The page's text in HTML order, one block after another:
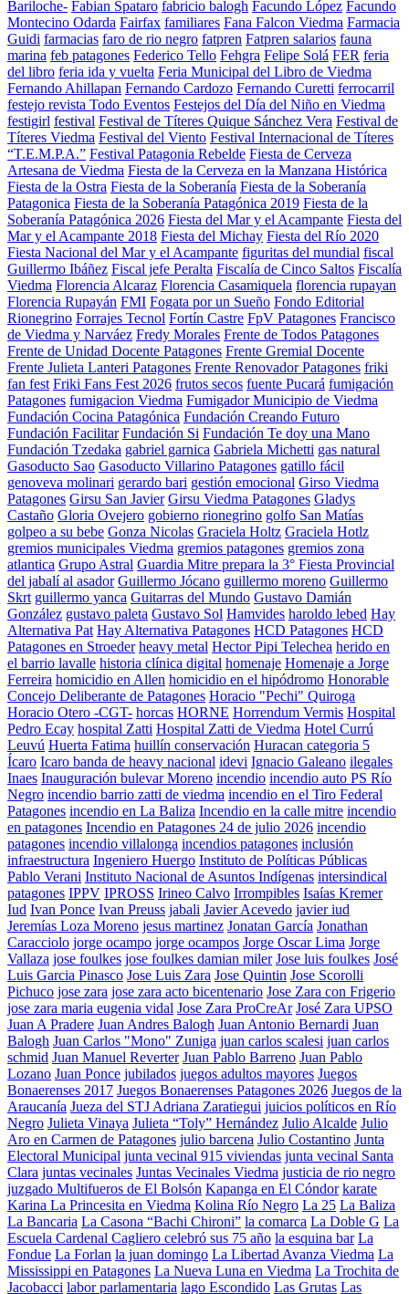
Bariloche- Fabian Spataro fabricio balogh Facundo López Facundo
Montecino Odarda Fairfax familiares Fana Falcon Viedma Farmacia
Guidi farmacias faro de rio negro fatpren Fatpren salarios fauna
marina feb patagones Federico Tello Fehgra Felipe Solá FER feria
del libro feria ida y vuelta Feria Municipal del Libro de Viedma
Fernando Ahillapan Fernando Cardozo Fernando Curetti ferrocarril
festejo revista Todo Eventos Festejos del Día del Niño en Viedma
festigirl festival Festival de Títeres Quique Sánchez Vera Festival de
Títeres Viedma Festival del Viento Festival Internacional de Títeres
“T.E.M.P.A.” Festival Patagonia Rebelde Fiesta de Cerveza
Artesana de Viedma Fiesta de la Cerveza en la Manzana Histórica
Fiesta de la Ostra Fiesta de la Soberanía Fiesta de la Soberanía
Patagonica Fiesta de la Soberanía Patagónica 2019 Fiesta de la
Soberanía Patagónica 2026 Fiesta del Mar y el Acampante Fiesta del
Mar y el Acampante 2018 Fiesta del Michay Fiesta del Río 2020
Fiesta Nacional del Mar y el Acampante figuritas del mundial fiscal
Guillermo Ibáñez Fiscal jefe Peralta Fiscalía de Cinco Saltos Fiscalía
Viedma Florencia Alcaraz Florencia Casamiquela florencia rupayan
Florencia Rupayán FMI Fogata por un Sueño Fondo Editorial
Rionegrino Forrajes Tecnol Fortín Castre FpV Patagones Francisco
de Viedma y Narváez Fredy Morales Frente de Todos Patagones
Frente de Unidad Docente Patagones Frente Gremial Docente
Frente Julieta Lanteri Patagones Frente Renovador Patagones friki
fan fest Friki Fans Fest 2026 frutos secos fuente Pucará fumigación
Patagones fumigacion Viedma Fumigador Municipio de Viedma
Fundación Cocina Patagónica Fundación Creando Futuro
Fundación Facilitar Fundación Si Fundación Te doy una Mano
Fundación Tzedaka gabriel garnica Gabriela Michetti gas natural
Gasoducto Sao Gasoducto Villarino Patagones gatillo fácil
genoveva molinari gerardo bari gestión emocional Girso Viedma
Patagones Girsu San Javier Girsu Viedma Patagones Gladys
Castaño Gloria Ovejero gobierno rionegrino golfo San Matías
golpeo a su bebe Gonza Nicolas Graciela Holtz Graciela Hotlz
gremios municipales Viedma gremios patagones gremios zona
atlantica Grupo Astral Guardia Mitre prepara la 3° Fiesta Provincial
del jabalí al asador Guillermo Jócano guillermo moreno Guillermo
Skrt guillermo yanca Guitarras del Mundo Gustavo Damián
González gustavo paleta Gustavo Sol Hamvides haroldo lebed Hay
Alternativa Pat Hay Alternativa Patagones HCD Patagones HCD
Patagones en Stroeder heavy metal Hector Pipi Telechea herido en
el barrio lavalle historia clínica digital homenaje Homenaje a Jorge
Ferreira homicidio en Allen homicidio en el hipódromo Honorable
Concejo Deliberante de Patagones Horacio "Pechi" Quiroga
Horacio Otero -CGT- horcas HORNE Horrendum Vermis Hospital
Pedro Ecay hospital Zatti Hospital Zatti de Viedma Hotel Currú
Leuvú Huerta Fatima huillín conservación Huracan categoria 5
Ícaro Icaro banda de heavy nacional idevi Ignacio Galeano ilegales
Inaes Inauguración bulevar Moreno incendio incendio auto PS Río
Negro incendio barrio zatti de viedma incendio en el Tiro Federal
Patagones incendio en La Baliza Incendio en la calle mitre incendio
en patagones Incendio en Patagones 24 de julio 2026 incendio
patagones incendio villalonga incendios patagones inclusión
infraestructura Ingeniero Huergo Instituto de Políticas Públicas
Pablo Verani Instituto Nacional de Asuntos Indígenas intersindical
patagones IPPV IPROSS Irineo Calvo Irrompibles Isaías Kremer
Iud Ivan Ponce Ivan Preuss jabali Javier Acevedo javier iud
Jeremías Loza Moreno jesus martinez Jonatan García Jonathan
Caracciolo jorge ocampo jorge ocampos Jorge Oscar Lima Jorge
Vallaza jose foulkes jose foulkes damian miler Jose luis foulkes José
Luis Garcia Pinasco Jose Luis Zara Jose Quintin Jose Scorolli
Pichuco jose zara jose zara acto bicentenario Jose Zara con Frigerio
jose zara maria eugenia vidal Jose Zara ProCreAr José Zara UPSO
Juan A Pradere Juan Andres Balogh Juan Antonio Bernardi Juan
Balogh Juan Carlos "Mono" Zuniga juan carlos scalesi juan carlos
schmid Juan Manuel Reverter Juan Pablo Barreno Juan Pablo
Lozano Juan Ponce jubilados juegos adultos mayores Juegos
Bonaerenses 2017 Juegos Bonaerenses Patagones 2026 Juegos de la
Araucanía Jueza del STJ Adriana Zaratiegui juicios políticos en Río
Negro Julieta Vinaya Julieta “Toly” Hernández Julio Alcalde Julio
Aro en Carmen de Patagones julio barcena Julio Costantino Junta
Electoral Municipal junta vecinal 915 viviendas junta vecinal Santa
Clara juntas vecinales Juntas Vecinales Viedma justicia de rio negro
juzgado Multifueros de El Bolsón Kapanga en El Cóndor karate
Karina La Princesita en Viedma Kolina Río Negro La 25 La Baliza
La Bancaria La Casona “Bachi Chironi” la comarca La Doble G La
Escuela Cardenal Cagliero celebró sus 75 año la esquina bar La
Fondue La Forlan la juan domingo La Libertad Avanza Viedma La
Mississippi en Patagones La Nueva Luna en Viedma La Trochita de
Jacobacci labor parlamentaria lago Escondido Las Grutas Las